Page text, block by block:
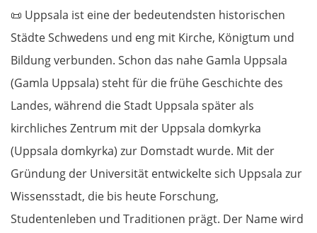
📜 Uppsala ist eine der bedeutendsten historischen
Städte Schwedens und eng mit Kirche, Königtum und
Bildung verbunden. Schon das nahe Gamla Uppsala
(Gamla Uppsala) steht für die frühe Geschichte des
Landes, während die Stadt Uppsala später als
kirchliches Zentrum mit der Uppsala domkyrka
(Uppsala domkyrka) zur Domstadt wurde. Mit der
Gründung der Universität entwickelte sich Uppsala zur
Wissensstadt, die bis heute Forschung,
Studentenleben und Traditionen prägt. Der Name wird